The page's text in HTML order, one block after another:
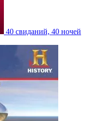
40 свиданий, 40 ночей